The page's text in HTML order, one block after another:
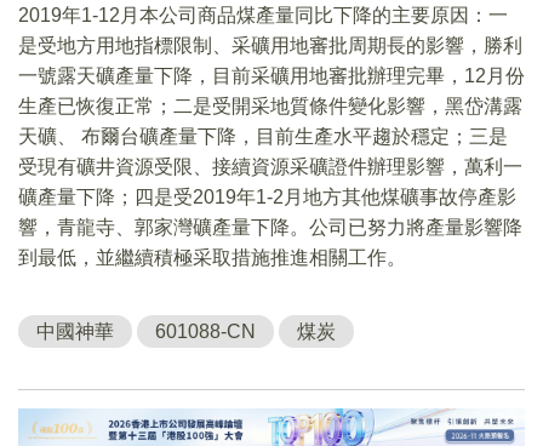
2019年1-12月本公司商品煤產量同比下降的主要原因：一
是受地方用地指標限制、采礦用地審批周期長的影響，勝利
一號露天礦產量下降，目前采礦用地審批辦理完畢，12月份
生產已恢復正常；二是受開采地質條件變化影響，黑岱溝露
天礦、 布爾台礦產量下降，目前生產水平趨於穩定；三是
受現有礦井資源受限、接續資源采礦證件辦理影響，萬利一
礦產量下降；四是受2019年1-2月地方其他煤礦事故停產影
響，青龍寺、郭家灣礦產量下降。公司已努力將產量影響降
到最低，並繼續積極采取措施推進相關工作。
中國神華 601088-CN 煤炭